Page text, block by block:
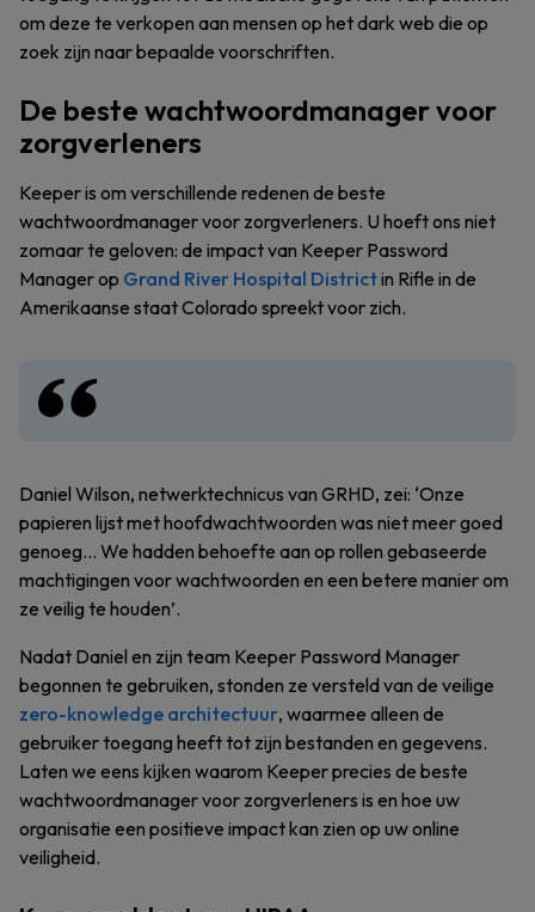
om deze te verkopen aan mensen op het dark web die op
zoek zijn naar bepaalde voorschriften.
De beste wachtwoordmanager voor
zorgverleners
Keeper is om verschillende redenen de beste
wachtwoordmanager voor zorgverleners. U hoeft ons niet
zomaar te geloven: de impact van Keeper Password
Manager op Grand River Hospital Districtin Rifle in de
Amerikaanse staat Colorado spreekt voor zich.
Daniel Wilson, netwerktechnicus van GRHD, zei: ‘Onze
papieren lijst met hoofdwachtwoorden was niet meer goed
genoeg… We hadden behoefte aan op rollen gebaseerde
machtigingen voor wachtwoorden en een betere manier om
ze veilig te houden’.
Nadat Daniel en zijn team Keeper Password Manager
begonnen te gebruiken, stonden ze versteld van de veilige
zero-knowledge architectuur, waarmee alleen de
gebruiker toegang heeft tot zijn bestanden en gegevens.
Laten we eens kijken waarom Keeper precies de beste
wachtwoordmanager voor zorgverleners is en hoe uw
organisatie een positieve impact kan zien op uw online
veiligheid.